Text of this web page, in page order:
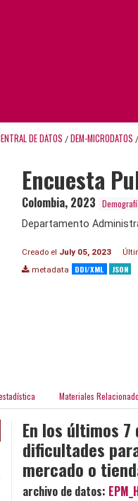
DE DATOS / DEM-MICRODATOS /
Encuesta
Colombia, 2023
Departamento
Creado el July 05, 2023
metadata DDI/XML JSON
Materiales
En los últimos
dificultades
mercado o
archivo de datos: